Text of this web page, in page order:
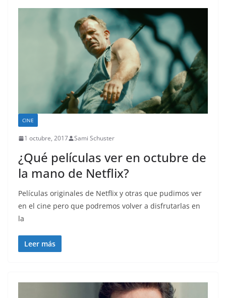
CINE
1 octubre, 2017 Sami Schuster
¿Qué películas ver en octubre de
la mano de Netflix?
Películas originales de Netflix y otras que pudimos ver
en el cine pero que podremos volver a disfrutarlas en
la
Leer más